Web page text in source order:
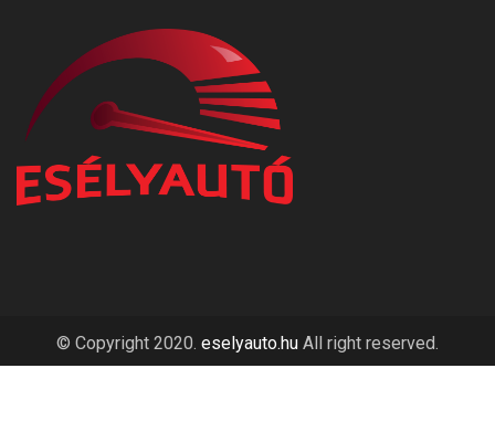
© Copyright 2020. eselyauto.hu All right reserved.